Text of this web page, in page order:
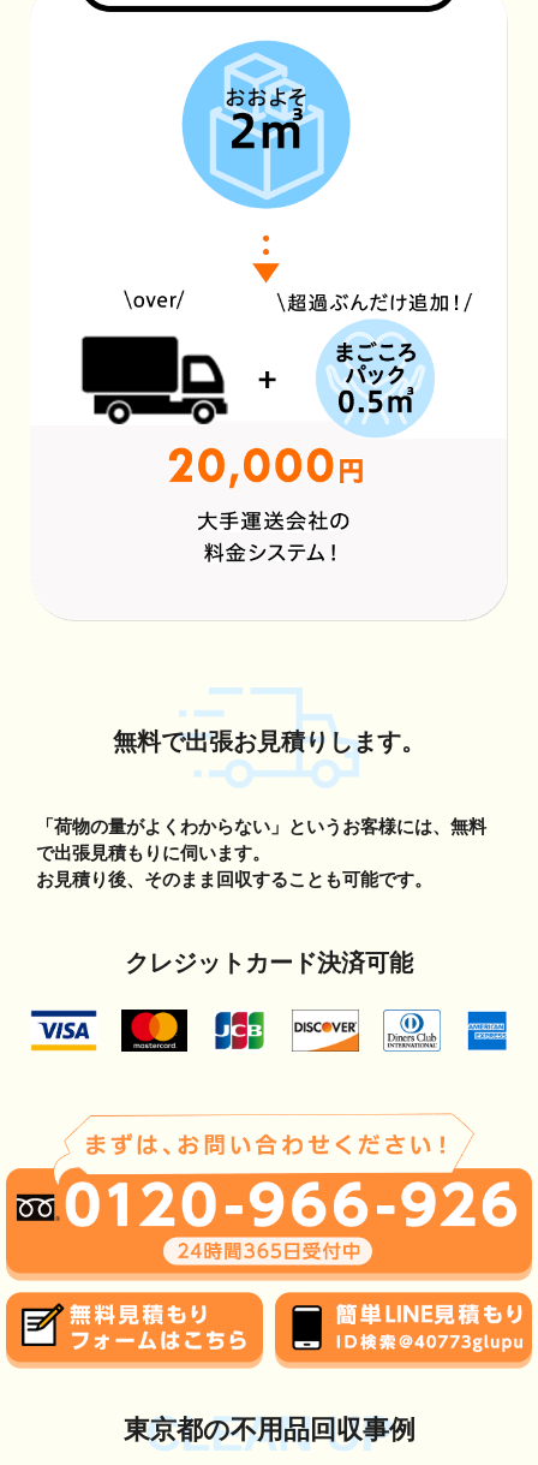
無料で出張お見積りします。
「荷物の量がよくわからない」というお客様には、無料
で出張見積もりに伺います。
お見積り後、そのまま回収することも可能です。
クレジットカード決済可能
CLEAN UP
東京都の不用品回収事例